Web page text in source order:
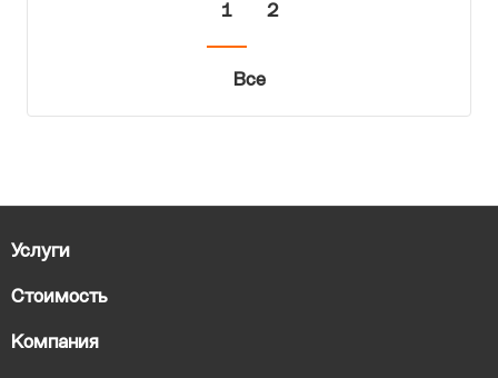
1 2
Все
Услуги
Стоимость
Компания